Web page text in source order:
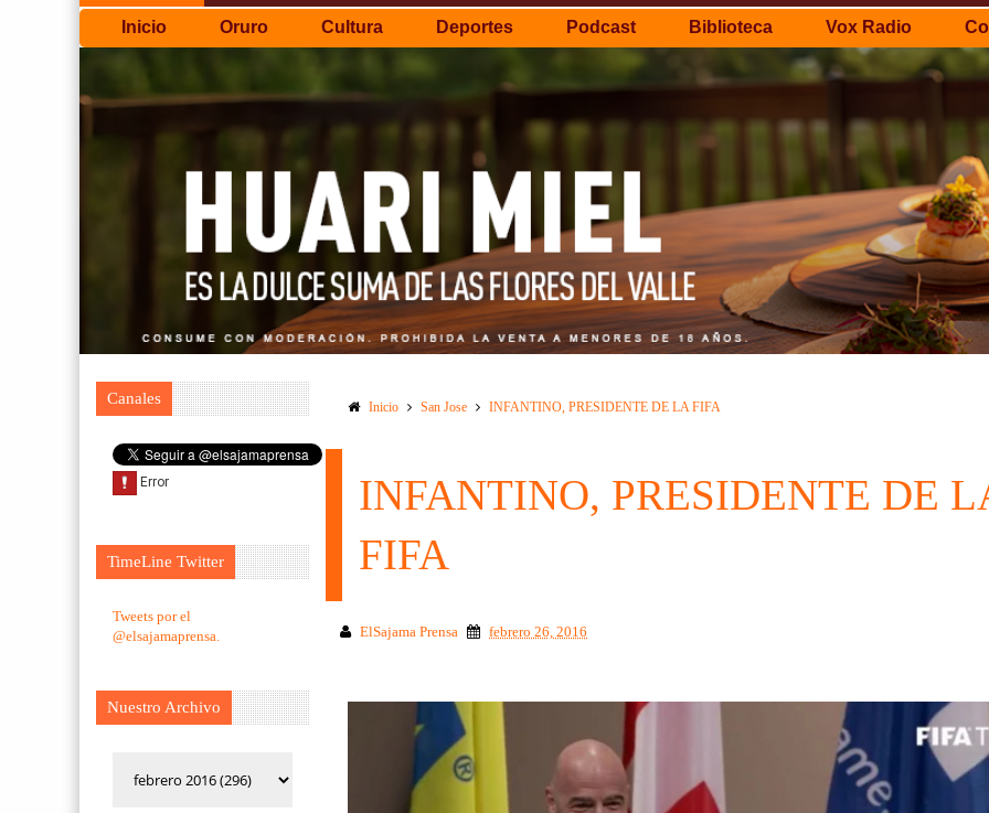
Inicio Oruro Cultura Deportes Podcast Biblioteca Vox Radio
Canales
TimeLine Twitter
Tweets por el
@elsajamaprensa.
Nuestro Archivo
Inicio San Jose INFANTINO, PRESIDENTE DE LA FIFA
INFANTINO, PRESIDENTE DE
FIFA
ElSajama Prensa febrero 26, 2016